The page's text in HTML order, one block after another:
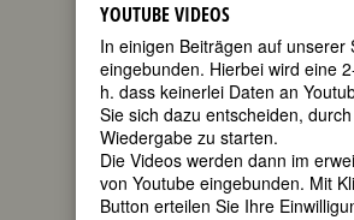
[Geburtsname], Gertrud Klink
Ehename], Gertrud Scholtz-
Ehename], Gertrud Heißmeyer
YOUTUBE VIDEOS
In einigen Beiträgen auf unserer
eingebunden. Hierbei wird eine
h. dass keinerlei Daten an
Sie sich dazu entscheiden,
Wiedergabe zu starten.
Die Videos werden dann im
von Youtube eingebunden. Mit
Button erteilen Sie Ihre